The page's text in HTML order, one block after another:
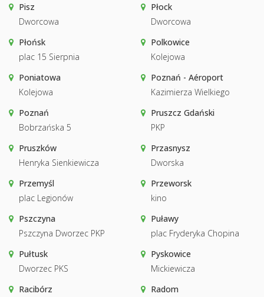
Pisz
Dworcowa
Płock
Dworcowa
Płońsk
plac 15 Sierpnia
Polkowice
Kolejowa
Poniatowa
Kolejowa
Poznań - Aéroport
Kazimierza Wielkiego
Poznań
Bobrzańska 5
Pruszcz Gdański
PKP
Pruszków
Henryka Sienkiewicza
Przasnysz
Dworska
Przemyśl
plac Legionów
Przeworsk
kino
Pszczyna
Pszczyna Dworzec PKP
Puławy
plac Fryderyka Chopina
Pułtusk
Dworzec PKS
Pyskowice
Mickiewicza
Racibórz
Radom